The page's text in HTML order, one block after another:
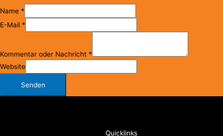
Name *
E-Mail *
Kommentar oder Nachricht *
Website
Senden
Quicklinks